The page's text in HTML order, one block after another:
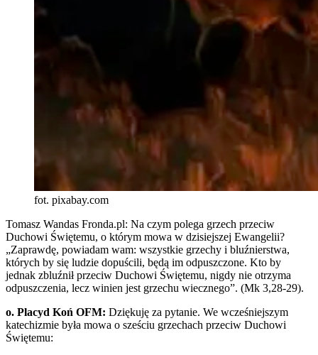
fot. pixabay.com
Tomasz Wandas Fronda.pl: Na czym polega grzech przeciw
Duchowi Świętemu, o którym mowa w dzisiejszej Ewangelii?
„Zaprawdę, powiadam wam: wszystkie grzechy i bluźnierstwa,
których by się ludzie dopuścili, będą im odpuszczone. Kto by
jednak zbluźnił przeciw Duchowi Świętemu, nigdy nie otrzyma
odpuszczenia, lecz winien jest grzechu wiecznego”. (Mk 3,28-29).
o. Placyd Koń OFM: Dziękuję za pytanie. We wcześniejszym
katechizmie była mowa o sześciu grzechach przeciw Duchowi
Świętemu: